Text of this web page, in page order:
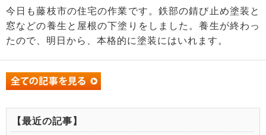
今日も藤枝市の住宅の作業です。鉄部の錆び止め塗装と
窓などの養生と屋根の下塗りをしました。養生が終わっ
たので、明日から、本格的に塗装にはいれます。
【最近の記事】